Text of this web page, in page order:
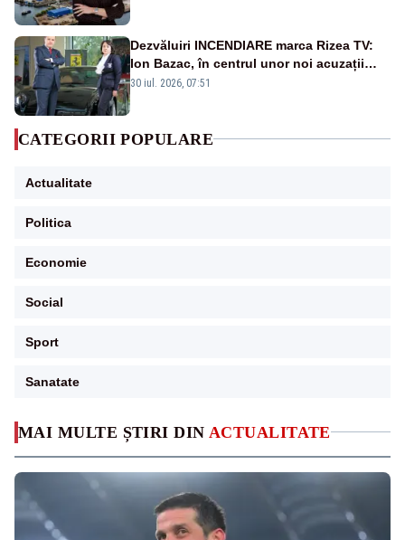
MAI MULTE ȘTIRI DIN ACTUALITATE
Dezvăluiri INCENDIARE marca Rizea TV:
Ion Bazac, în centrul unor noi acuzații
publice
30 iul. 2026, 07:51
CATEGORII POPULARE
Actualitate
Politica
Economie
Social
Sport
Sanatate